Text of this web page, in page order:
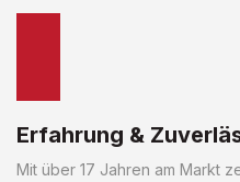
Erfahrung &
Mit über 17 Jahren am Markt